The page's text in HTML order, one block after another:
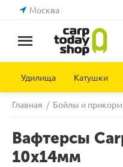
Москва
Удилища Катушки
Главная / Бойлы и
Вафтерсы
10х14мм